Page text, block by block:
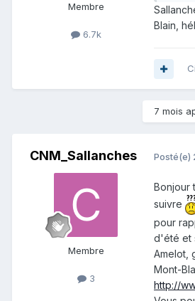
Membre
6.7k
Blain,
7 mois
CNM_Sallanches
Membre
3
Posté(e)
Bonjour
suivre
pour
d'été et
Amelot,
Mont-
http://